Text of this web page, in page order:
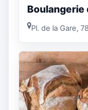
Boulangerie
Pl. de la Gare,